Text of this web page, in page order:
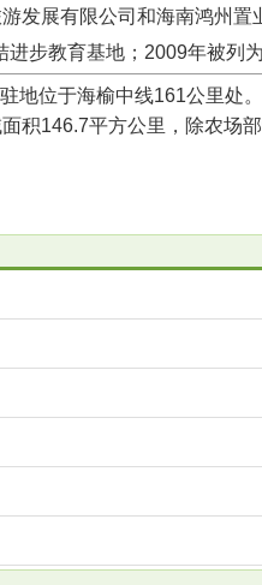
展有限公司和海南鸿州置
教育基地；2009年被列为
位于海榆中线161公里处
平方公里，除农场部